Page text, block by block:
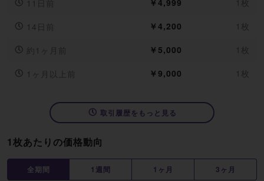
1枚あたりの価格動向
全期間 1週間 1ヶ月 3ヶ月
14日前 ￥4,200 1枚
約1ヶ月前 ￥5,000 1枚
1ヶ月以上前 ￥9,000 1枚
取引履歴をもっと見る